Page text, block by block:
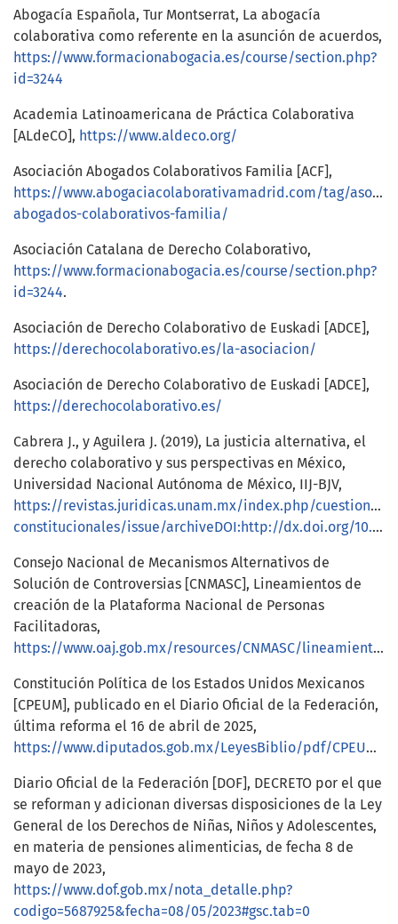
Abogacía Española, Tur Montserrat, La abogacía
colaborativa como referente en la asunción de acuerdos,
https://www.formacionabogacia.es/course/section.php?
id=3244
Academia Latinoamericana de Práctica Colaborativa
[ALdeCO], https://www.aldeco.org/
Asociación Abogados Colaborativos Familia [ACF],
https://www.abogaciacolaborativamadrid.com/tag/
abogados-colaborativos-familia/
Asociación Catalana de Derecho Colaborativo,
https://www.formacionabogacia.es/course/section.php?
id=3244.
Asociación de Derecho Colaborativo de Euskadi [ADCE],
https://derechocolaborativo.es/la-asociacion/
Asociación de Derecho Colaborativo de Euskadi [ADCE],
https://derechocolaborativo.es/
Cabrera J., y Aguilera J. (2019), La justicia alternativa, el
derecho colaborativo y sus perspectivas en México,
Universidad Nacional Autónoma de México, IIJ-BJV,
https://revistas.juridicas.unam.mx/index.php/cuestiones-
constitucionales/issue/archiveDOI:http://dx.doi.org/10.22201/iij.24484881e.2019.40.13234
Consejo Nacional de Mecanismos Alternativos de
Solución de Controversias [CNMASC], Lineamientos de
creación de la Plataforma Nacional de Personas
Facilitadoras,
https://www.oaj.gob.mx/resources/CNMASC/lineamientosCreacionPlataforma.pdf
Constitución Política de los Estados Unidos Mexicanos
[CPEUM], publicado en el Diario Oficial de la Federación,
última reforma el 16 de abril de 2025,
https://www.diputados.gob.mx/LeyesBiblio/pdf/CPEUM.pdf
Diario Oficial de la Federación [DOF], DECRETO por el que
se reforman y adicionan diversas disposiciones de la Ley
General de los Derechos de Niñas, Niños y Adolescentes,
en materia de pensiones alimenticias, de fecha 8 de
mayo de 2023,
https://www.dof.gob.mx/nota_detalle.php?
codigo=5687925&fecha=08/05/2023#gsc.tab=0